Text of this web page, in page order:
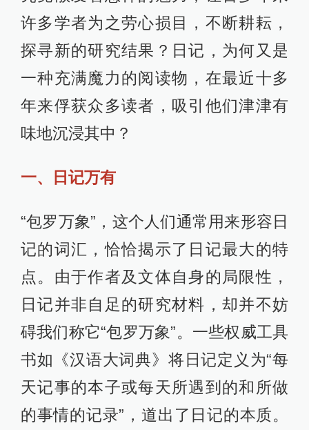
许多学者为之劳心损目，不断耕耘，
探寻新的研究结果？日记，为何又是
一种充满魔力的阅读物，在最近十多
年来俘获众多读者，吸引他们津津有
味地沉浸其中？
一、日记万有
“包罗万象”，这个人们通常用来形容日
记的词汇，恰恰揭示了日记最大的特
点。由于作者及文体自身的局限性，
日记并非自足的研究材料，却并不妨
碍我们称它“包罗万象”。一些权威工具
书如《汉语大词典》将日记定义为“每
天记事的本子或每天所遇到的和所做
的事情的记录”，道出了日记的本质。